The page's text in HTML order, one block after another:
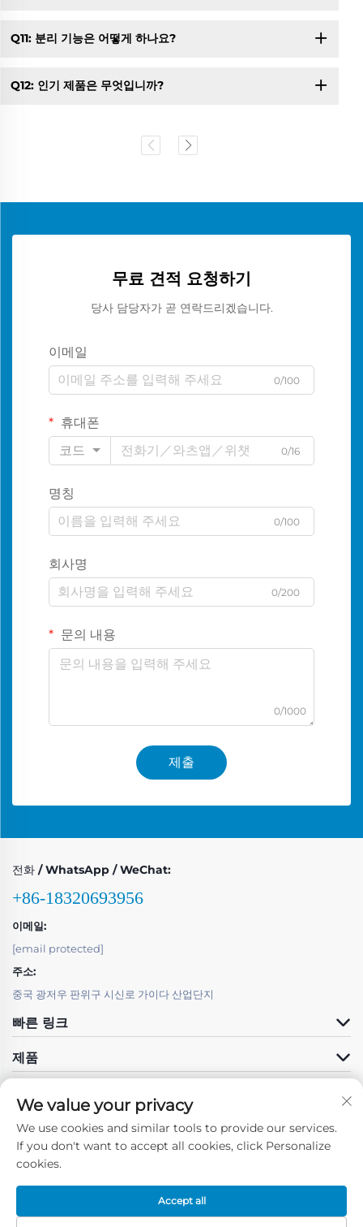
Q11: 분리 기능은 어떻게 하나요?
Q12: 인기 제품은 무엇입니까?
무료 견적 요청하기
당사 담당자가 곧 연락드리겠습니다.
이메일
0/100
휴대폰
코드
0/16
명칭
0/100
회사명
0/200
문의 내용
0/1000
제출
전화 / WhatsApp / WeChat:
+86-18320693956
이메일:
[email protected]
주소:
중국 광저우 판위구 시신로 가이다 산업단지
빠른 링크
제품
저작권 © 광저우 펀 포워드 테크놀로지 유한회사 -개인정보 처리방침
We value your privacy
We use cookies and similar tools to provide our services.
If you don't want to accept all cookies, click Personalize
cookies.
Accept all